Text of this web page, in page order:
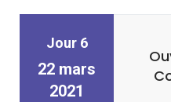
Jour 6
22 mars
2021